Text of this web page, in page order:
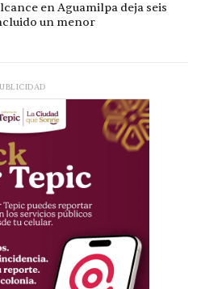
en Aguamilpa deja seis
un menor